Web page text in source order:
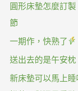
圓形床墊怎麼訂
節
一期作，快熟了
送出去的是午安
新床墊可以馬上